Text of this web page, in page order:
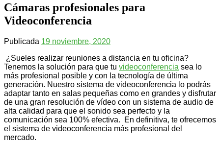
Cámaras profesionales para
Videoconferencia
Publicada 19 noviembre, 2020
¿Sueles realizar reuniones a distancia en tu oficina?
Tenemos la solución para que tu videoconferencia sea lo
más profesional posible y con la tecnología de última
generación. Nuestro sistema de videoconferencia lo podrás
adaptar tanto en salas pequeñas como en grandes y disfrutar
de una gran resolución de vídeo con un sistema de audio de
alta calidad para que el sonido sea perfecto y la
comunicación sea 100% efectiva. En definitiva, te ofrecemos
el sistema de videoconferencia más profesional del
mercado.